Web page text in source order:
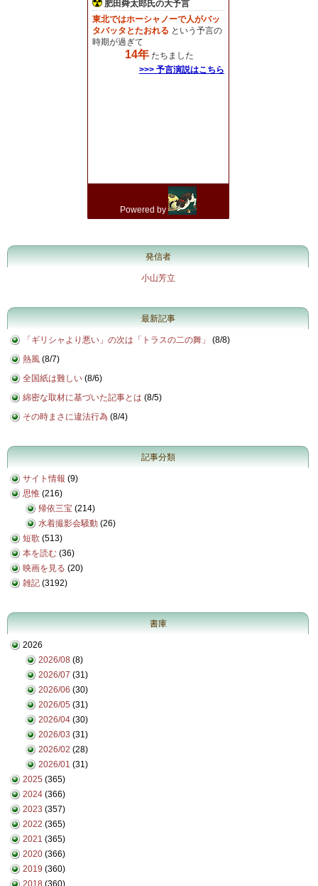
発信者
小山芳立
最新記事
「ギリシャより悪い」の次は「トラスの二の舞」 (8/8)
熱風 (8/7)
全国紙は難しい (8/6)
綿密な取材に基づいた記事とは (8/5)
その時まさに違法行為 (8/4)
記事分類
サイト情報 (9)
思惟 (216)
帰依三宝 (214)
水着撮影会騒動 (26)
短歌 (513)
本を読む (36)
映画を見る (20)
雑記 (3192)
書庫
2026
2026/08 (8)
2026/07 (31)
2026/06 (30)
2026/05 (31)
2026/04 (30)
2026/03 (31)
2026/02 (28)
2026/01 (31)
2025 (365)
2024 (366)
2023 (357)
2022 (365)
2021 (365)
2020 (366)
2019 (360)
2018 (360)